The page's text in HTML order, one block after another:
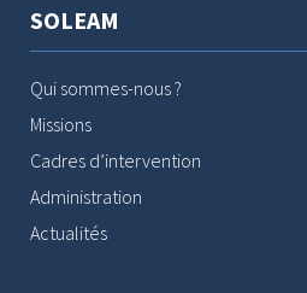
SOLEAM
Qui sommes-nous ?
Missions
Cadres d’intervention
Administration
Actualités